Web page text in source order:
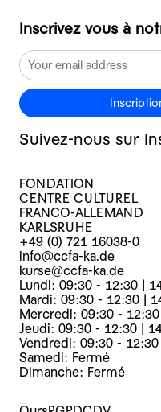
Inscrivez vous à
Suivez-nous sur
FONDATION
CENTRE CULTUREL
FRANCO-ALLEMAND
KARLSRUHE
+49 (0) 721 16038-0
info@ccfa-ka.de
kurse@ccfa-ka.de
Lundi: 09:30 - 12:30 |
Mardi: 09:30 - 12:30 |
Mercredi: 09:30 -
Jeudi: 09:30 - 12:30 |
Vendredi: 09:30 - 12:30
Samedi: Fermé
Dimanche: Fermé